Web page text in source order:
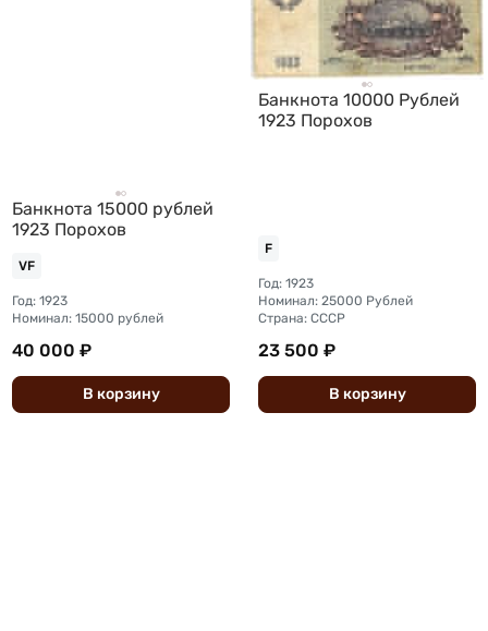
Банкнота 15000 рублей
1923 Порохов
VF
Год: 1923
Номинал: 15000 рублей
40 000 ₽
В корзину
Банкнота 10000 Рублей
1923 Порохов
F
Год: 1923
Номинал: 25000 Рублей
Страна: СССР
23 500 ₽
В корзину